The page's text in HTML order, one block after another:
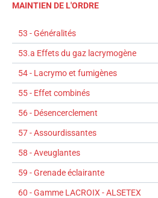
MAINTIEN DE L'ORDRE
53 - Généralités
53.a Effets du gaz lacrymogène
54 - Lacrymo et fumigènes
55 - Effet combinés
56 - Désencerclement
57 - Assourdissantes
58 - Aveuglantes
59 - Grenade éclairante
60 - Gamme LACROIX - ALSETEX